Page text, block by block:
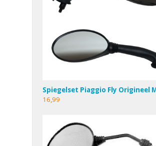
Spiegelset Piaggio Fly Origineel
16,99